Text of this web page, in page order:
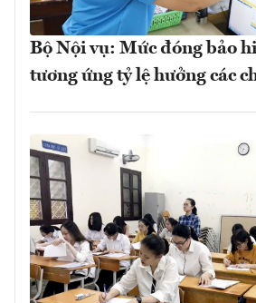
Bộ Nội vụ: Mức đóng bảo
tương ứng tỷ lệ hưởng các